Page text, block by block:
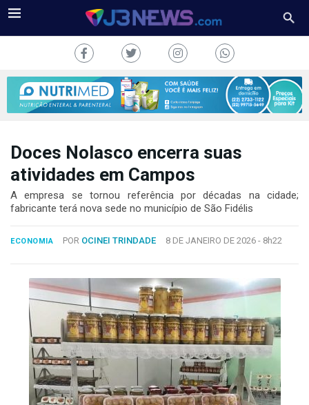
CONOSCO
Copyright
Desenvolvido
Hesea
Tecnologia
Sistemas
Doces Nolasco encerra suas
atividades em Campos
A empresa se tornou referência por décadas na cidade;
fabricante terá nova sede no município de São Fidélis
ECONOMIA POR OCINEI TRINDADE 8 DE JANEIRO DE 2026 - 8h22